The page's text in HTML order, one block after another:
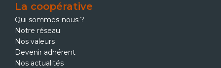
La coopérative
Qui sommes-nous ?
Notre réseau
Nos valeurs
Devenir adhérent
Nos actualités